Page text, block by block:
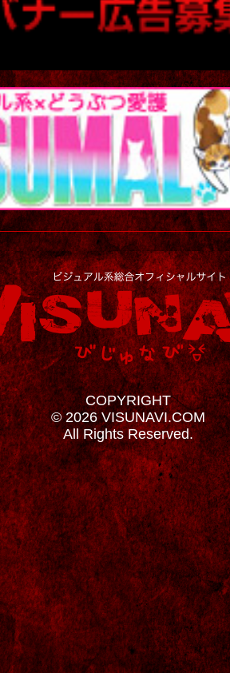
COPYRIGHT
© 2026 VISUNAVI.COM
All Rights Reserved.